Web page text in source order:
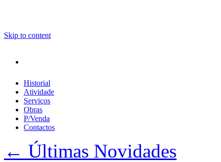
Skip to content
Historial
Atividade
Serviços
Obras
P/Venda
Contactos
← Últimas Novidades